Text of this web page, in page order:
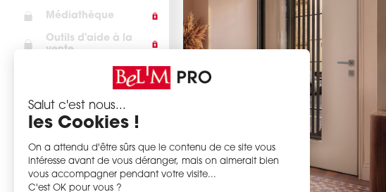
Médiathèque
Outils d'aide à la
vente
Pièces détachées
Portes en stock
Actualités
Centre de formation